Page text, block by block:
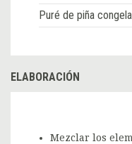
Puré de piña
ELABORACIÓN
Mezclar los